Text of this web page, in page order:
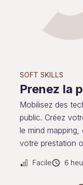
SOFT SKILLS
Prenez la
Mobilisez des
public. Créez
le mind
votre prestation
Facile 6